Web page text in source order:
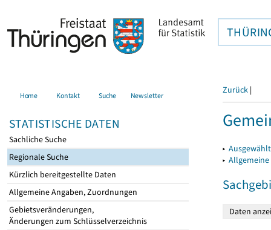
Home Kontakt Suche Newsletter
STATISTISCHE DATEN
Sachliche Suche
Regionale Suche
Kürzlich bereitgestellte Daten
Allgemeine Angaben, Zuordnungen
Gebietsveränderungen,
Änderungen zum Schlüsselverzeichnis
Zurück |
▸
▸